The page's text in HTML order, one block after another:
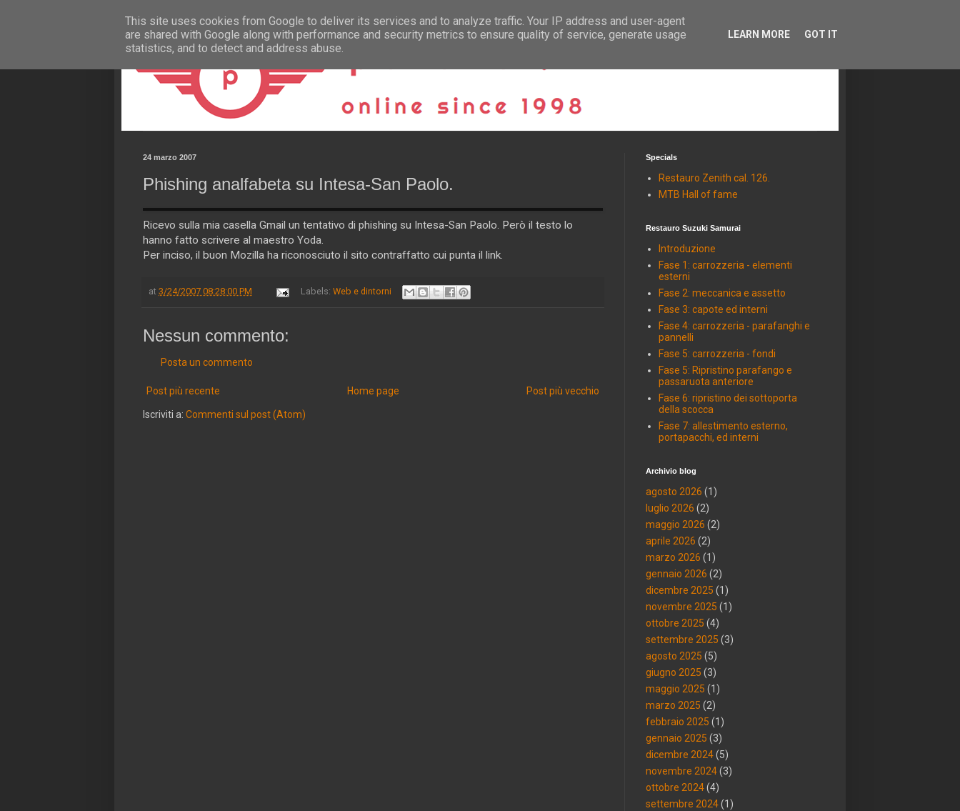
24 marzo 2007
Phishing analfabeta su Intesa-San Paolo.
Ricevo sulla mia casella Gmail un tentativo di phishing su Intesa-San Paolo. Però il testo lo
hanno fatto scrivere al maestro Yoda.
Per inciso, il buon Mozilla ha riconosciuto il sito contraffatto cui punta il link.
at 3/24/2007 08:28:00 PM Labels:Web e dintorni
Nessun commento:
Posta un commento
Post più recente Post più vecchio
Home page
Iscriviti a: Commenti sul post (Atom)
Specials
Restauro Zenith cal. 126.
MTB Hall of fame
Restauro Suzuki Samurai
Introduzione
Fase 1: carrozzeria - elementi
esterni
Fase 2: meccanica e assetto
Fase 3: capote ed interni
Fase 4: carrozzeria - parafanghi e
pannelli
Fase 5: carrozzeria - fondi
Fase 5: Ripristino parafango e
passaruota anteriore
Fase 6: ripristino dei sottoporta
della scocca
Fase 7: allestimento esterno,
portapacchi, ed interni
Archivio blog
agosto 2026 (1)
luglio 2026 (2)
maggio 2026 (2)
aprile 2026 (2)
marzo 2026 (1)
gennaio 2026 (2)
dicembre 2025 (1)
novembre 2025 (1)
ottobre 2025 (4)
settembre 2025 (3)
agosto 2025 (5)
giugno 2025 (3)
maggio 2025 (1)
marzo 2025 (2)
febbraio 2025 (1)
gennaio 2025 (3)
dicembre 2024(5)
novembre 2024(3)
ottobre 2024(4)
settembre 2024(1)
This site uses cookies from Google to deliver its services and to analyze traffic. Your IP address and user-agent
are shared with Google along with performance and security metrics to ensure quality of service, generate usage
statistics, and to detect and address abuse.
LEARN MORE GOT IT